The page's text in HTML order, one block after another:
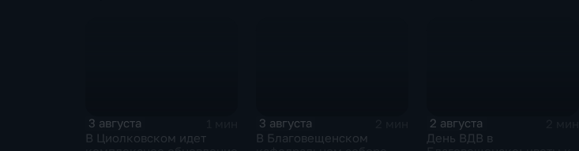
3 августа
В Циолковском идет
3 августа
В Благовещенском
2 августа
День ВДВ в